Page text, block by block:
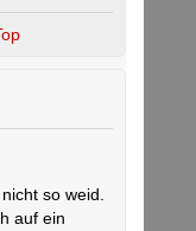
so weid.
auf ein